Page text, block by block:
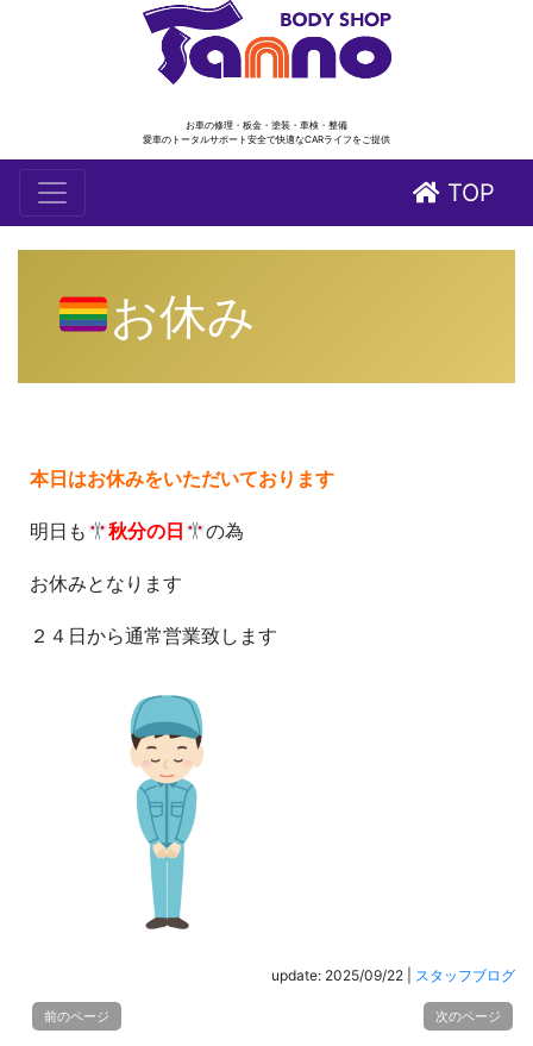
お車の修理・板金・塗装・車検・整備
愛車のトータルサポート安全で快適なCARライフをご提供
TOP
お休み
本日はお休みをいただいております
明日も 秋分の日 の為
お休みとなります
２４日から通常営業致します
update: 2025/09/22 スタッフブログ
前のページ 次のページ